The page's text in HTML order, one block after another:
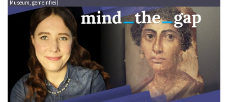
Museum, gemeinfrei)